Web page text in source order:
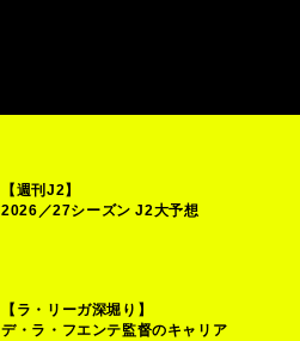
【週刊J2】
2026／27シーズン J2大予想
【ラ・リーガ深堀り】
デ・ラ・フエンテ監督のキャリア